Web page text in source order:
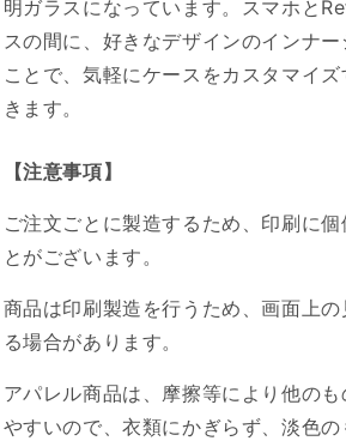
明ガラスになっています。スマホと
スの間に、好きなデザインのインナ
ことで、気軽にケースをカスタマイ
きます。
【注意事項】
ご注文ごとに製造するため、印刷に個
とがございます。
商品は印刷製造を行うため、画面上
る場合があります。
アパレル商品は、摩擦等により他のも
やすいので、衣類にかぎらず、淡色